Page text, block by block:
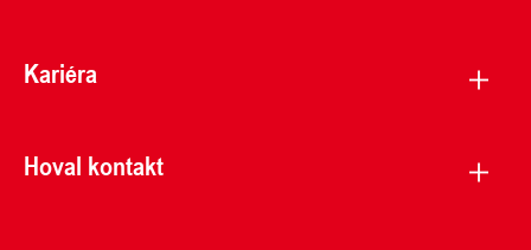
Kariéra
Hoval kontakt